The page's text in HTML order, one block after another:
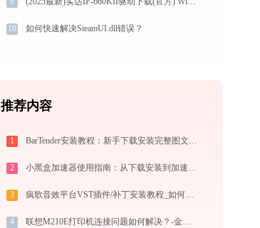
10 如何快速解决SteamUI.dll错误？
推荐内容
1 BarTender安装教程：新手下载安装完整图文步骤
2 小黑盒加速器使用指南：从下载安装到加速外服游戏，免费版够用吗
3 疯歌音效平台VST插件/补丁安装教程_如何加载插件效果包
4 联想M210E打印机连接问题如何解决？-金山毒霸